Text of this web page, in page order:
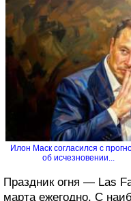
Илон Маск согласился с
об исчезновении...
Праздник огня — Las
марта ежегодно. С